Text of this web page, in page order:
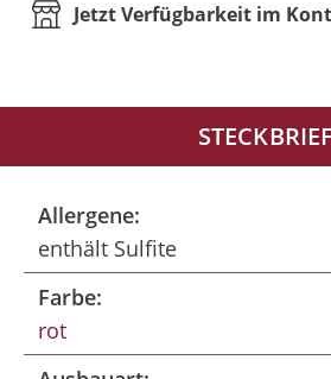
Jetzt Verfügbarkeit im
STECKBRIEF
Allergene:
enthält Sulfite
Farbe:
rot